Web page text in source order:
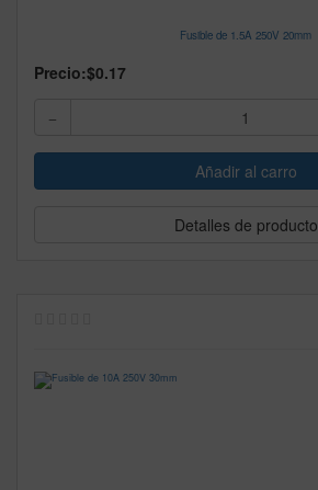
Fusible de 1.5A 250V 20mm
Precio:$0.17
Detalles de producto